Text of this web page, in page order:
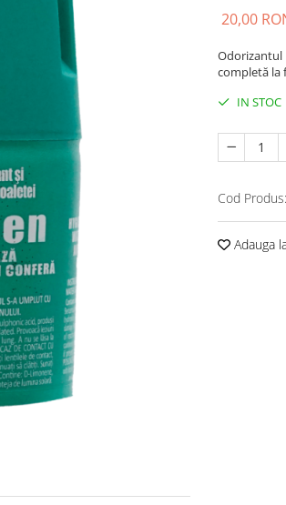
20,00
Odorizantul
completă la
IN STOC
Cod Produs:
Adauga